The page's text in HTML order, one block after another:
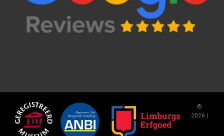
©
2026 |